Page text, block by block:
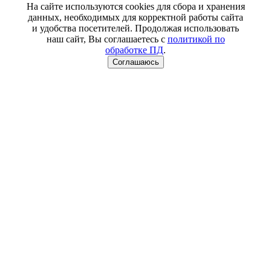
На сайте используются cookies для сбора и хранения
данных, необходимых для корректной работы сайта
и удобства посетителей. Продолжая использовать
наш сайт, Вы соглашаетесь с политикой по
обработке ПД.
Соглашаюсь